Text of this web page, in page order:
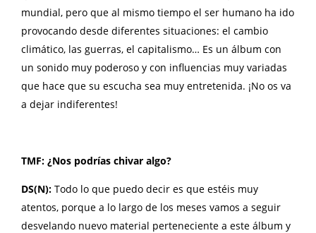
mundial, pero que al mismo tiempo el ser humano ha ido
provocando desde diferentes situaciones: el cambio
climático, las guerras, el capitalismo… Es un álbum con
un sonido muy poderoso y con influencias muy variadas
que hace que su escucha sea muy entretenida. ¡No os va
a dejar indiferentes!
TMF: ¿Nos podrías chivar algo?
DS(N): Todo lo que puedo decir es que estéis muy
atentos, porque a lo largo de los meses vamos a seguir
desvelando nuevo material perteneciente a este álbum y